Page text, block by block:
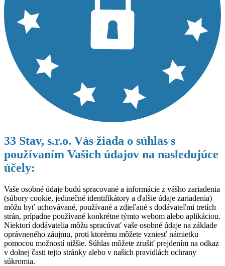
33 Stav, s.r.o. Vás žiada o súhlas s
používaním Vašich údajov na nasledujúce
účely:
Vaše osobné údaje budú spracované a informácie z vášho zariadenia
(súbory cookie, jedinečné identifikátory a ďalšie údaje zariadenia)
môžu byť uchovávané, používané a zdieľané s dodávateľmi tretích
strán, prípadne používané konkrétne týmto webom alebo aplikáciou.
Niektorí dodávatelia môžu spracúvať vaše osobné údaje na základe
oprávneného záujmu, proti ktorému môžete vzniesť námietku
pomocou možností nižšie. Súhlas môžete zrušiť prejdením na odkaz
v dolnej časti tejto stránky alebo v našich pravidlách ochrany
súkromia.